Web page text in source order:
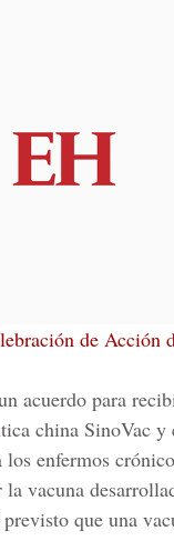
de Acción
acuerdo para
china SinoVac y
enfermos
la vacuna
previsto que una